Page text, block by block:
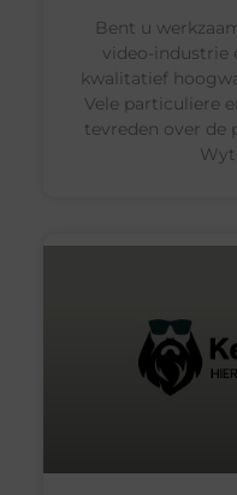
Bent u
video-industrie
kwalitatief
Vele particuliere
tevreden over de